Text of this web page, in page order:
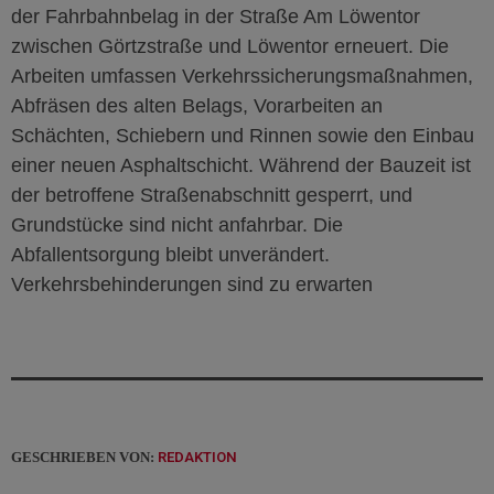
der Fahrbahnbelag in der Straße Am Löwentor
zwischen Görtzstraße und Löwentor erneuert. Die
Arbeiten umfassen Verkehrssicherungsmaßnahmen,
Abfräsen des alten Belags, Vorarbeiten an
Schächten, Schiebern und Rinnen sowie den Einbau
einer neuen Asphaltschicht. Während der Bauzeit ist
der betroffene Straßenabschnitt gesperrt, und
Grundstücke sind nicht anfahrbar. Die
Abfallentsorgung bleibt unverändert.
Verkehrsbehinderungen sind zu erwarten
GESCHRIEBEN VON: REDAKTION